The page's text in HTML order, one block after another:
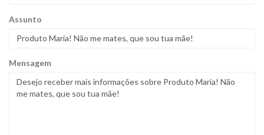
Assunto
Mensagem